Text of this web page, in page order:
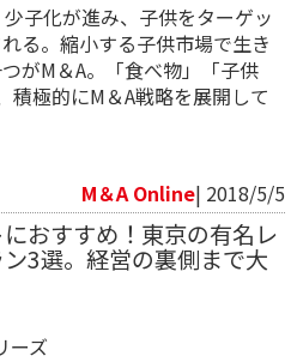
子化が進み、子供をターゲッ
る。縮小する子供市場で生き
がM＆A。「食べ物」「子供
積極的にM＆A戦略を展開して
M＆A Online| 2018/5/5
おすすめ！東京の有名レ
3選。経営の裏側まで大
ーズ